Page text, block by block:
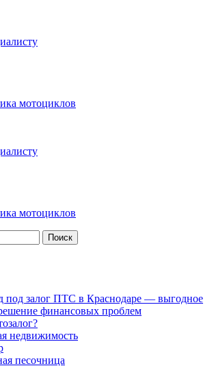
мотоциклов
мотоциклов
под залог ПТС в Краснодаре — выгодное
финансовых проблем
недвижимость
песочница